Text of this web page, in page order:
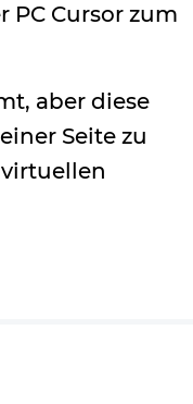
Cursor zum
aber diese
Seite zu